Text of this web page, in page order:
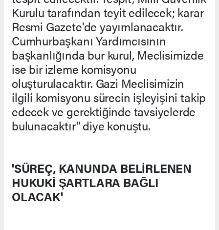
Kurulu tarafından teyit edilecek; karar
Resmi Gazete'de yayımlanacaktır.
Cumhurbaşkanı Yardımcısının
başkanlığında bur kurul, Meclisimizde
ise bir izleme komisyonu
oluşturulacaktır. Gazi Meclisimizin
ilgili komisyonu sürecin işleyişini takip
edecek ve gerektiğinde tavsiyelerde
bulunacaktır" diye konuştu.
'SÜREÇ, KANUNDA BELİRLENEN
HUKUKİ ŞARTLARA BAĞLI
OLACAK'